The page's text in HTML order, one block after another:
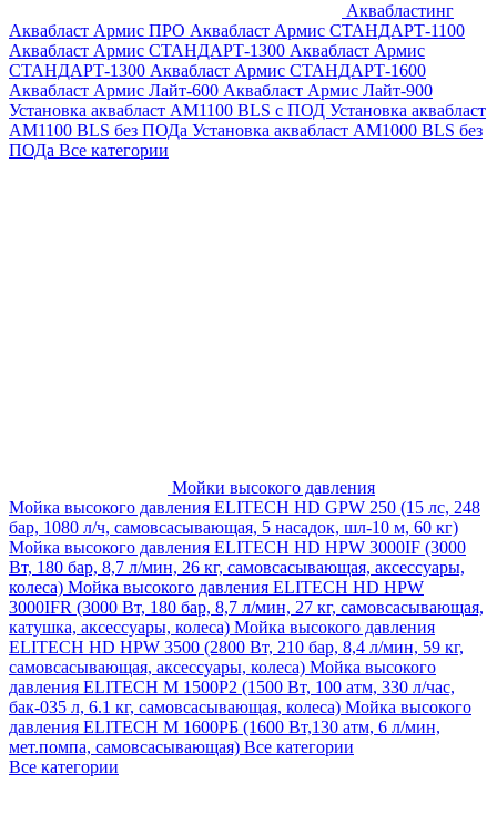
Аквабластинг
Аквабласт Армис ПРО Аквабласт Армис СТАНДАРТ-1100
Аквабласт Армис СТАНДАРТ-1300 Аквабласт Армис
СТАНДАРТ-1300 Аквабласт Армис СТАНДАРТ-1600
Аквабласт Армис Лайт-600 Аквабласт Армис Лайт-900
Установка аквабласт AM1100 BLS с ПОД Установка аквабласт
AM1100 BLS без ПОДа Установка аквабласт AM1000 BLS без
ПОДа Все категории
Мойки высокого давления
Мойка высокого давления ELITECH HD GPW 250 (15 лс, 248
бар, 1080 л/ч, самовсасывающая, 5 насадок, шл-10 м, 60 кг)
Мойка высокого давления ELITECH HD HPW 3000IF (3000
Вт, 180 бар, 8,7 л/мин, 26 кг, самовсасывающая, аксессуары,
колеса) Мойка высокого давления ELITECH HD HPW
3000IFR (3000 Вт, 180 бар, 8,7 л/мин, 27 кг, самовсасывающая,
катушка, аксессуары, колеса) Мойка высокого давления
ELITECH HD HPW 3500 (2800 Вт, 210 бар, 8,4 л/мин, 59 кг,
самовсасывающая, аксессуары, колеса) Мойка высокого
давления ELITECH M 1500P2 (1500 Вт, 100 атм, 330 л/час,
бак-035 л, 6.1 кг, самовсасывающая, колеса) Мойка высокого
давления ELITECH М 1600РБ (1600 Вт,130 атм, 6 л/мин,
мет.помпа, самовсасывающая) Все категории
Все категории